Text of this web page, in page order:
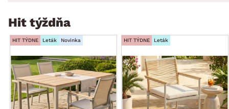
Hit týždňa
HIT TÝDNE Leták Novinka HIT TÝDNE Leták